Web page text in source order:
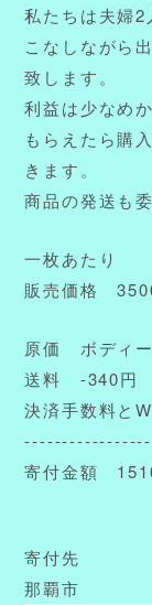
私たちは夫婦2
こなしながら
致します。
利益は少なめ
もらえたら購
きます。
商品の発送も
一枚あたり
販売価格
原価 ボディ
送料 -340円
決済手数料と
寄付金額
寄付先
那覇市